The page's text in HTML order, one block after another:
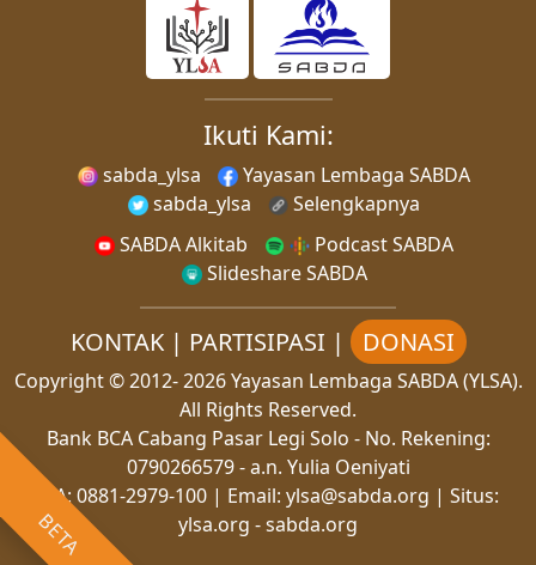
BETA
Ikuti Kami:
sabda_ylsa
Yayasan Lembaga SABDA
sabda_ylsa
Selengkapnya
SABDA Alkitab
Podcast SABDA
Slideshare SABDA
KONTAK| PARTISIPASI | DONASI
Copyright© 2012-2026Yayasan Lembaga SABDA (YLSA).
All Rights Reserved.
Bank BCA Cabang Pasar Legi Solo - No. Rekening:
0790266579 - a.n. Yulia Oeniyati
WA: 0881-2979-100| Email: ylsa@sabda.org | Situs:
ylsa.org -sabda.org